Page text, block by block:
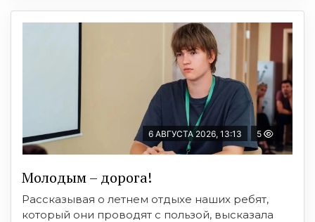
6 АВГУСТА 2026, 13:13 5
Молодым – дорога!
Рассказывая о летнем отдыхе наших ребят,
который они проводят с пользой, высказала